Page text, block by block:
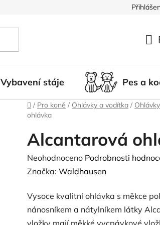
Doprava a platba
Vybavení stáje Pes a
Domů
/ Pro koně / Ohlávky a vodítka / Ohlávky
ohlávka
Alcantarová
Průměrné
hodnocení
je
0,0
Neohodnoceno Podrobnosti
Značka: Waldhausen
Vysoce kvalitní ohlávka s měkce
nánosníkem a nátylníkem látky
vložky mají měkké vycpávkové